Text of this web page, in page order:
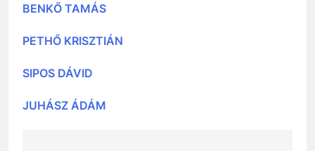
BENKŐ TAMÁS
PETHŐ KRISZTIÁN
SIPOS DÁVID
JUHÁSZ ÁDÁM